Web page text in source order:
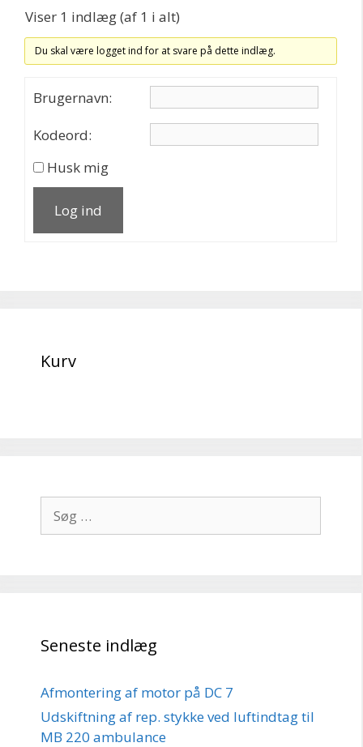
Viser 1 indlæg (af 1 i alt)
Du skal være logget ind for at svare på dette indlæg.
Brugernavn:
Kodeord:
Husk mig
Log ind
Kurv
efter:
Seneste indlæg
Afmontering af motor på DC 7
Udskiftning af rep. stykke ved luftindtag til
MB 220 ambulance